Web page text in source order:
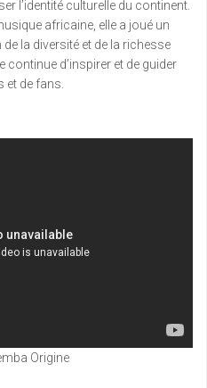
l’identité culturelle du continent.
africaine, elle a joué un
la diversité et de la richesse
d’inspirer et de guider
et de fans.
Origine